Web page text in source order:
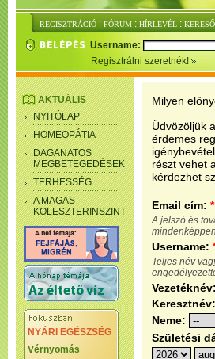
REGISZTRÁCIÓ : FÓRUM : HÍRLEVÉL :
Username:
Regisztrálni szeretnék!
AKTUÁLIS
NYITÓLAP
HOMEOPÁTIA
DAGANATOS
MEGBETEGEDÉSEK
TERHESSÉG
A MAGAS
KOLESZTERINSZINT
NYÁRI EGÉSZSÉG
Vérnyomás
Milyen
Üdvözöljük
érdemes
részt vehet
kérdezhet
Email cím: *
A jelszó és
Username:
Teljes név
Vezetéknév:
Keresztnév:
Neme:
Születési